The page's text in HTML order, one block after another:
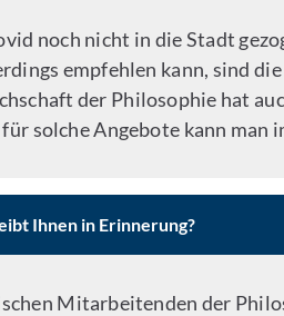
noch nicht in die Stadt
empfehlen kann, sind
der Philosophie hat
solche Angebote kann man
Ihnen in Erinnerung?
Mitarbeitenden der